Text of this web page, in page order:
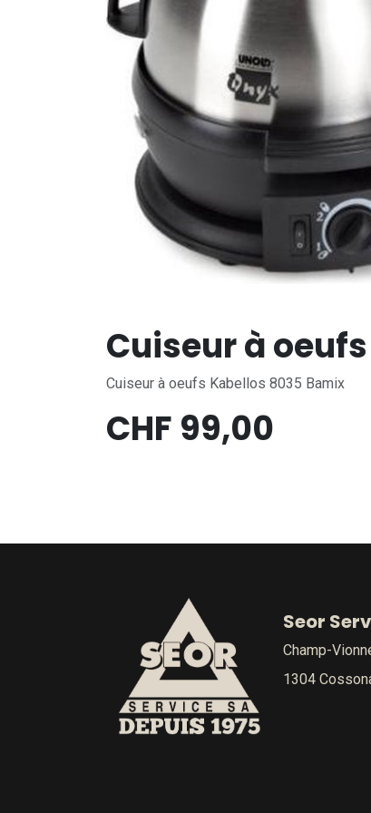
Cuiseur à oeufs
Cuiseur à oeufs Kabellos 8035 Bamix
CHF 99,00
Seor
Champ-
1304